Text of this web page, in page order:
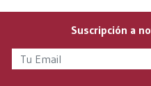
Suscripción a